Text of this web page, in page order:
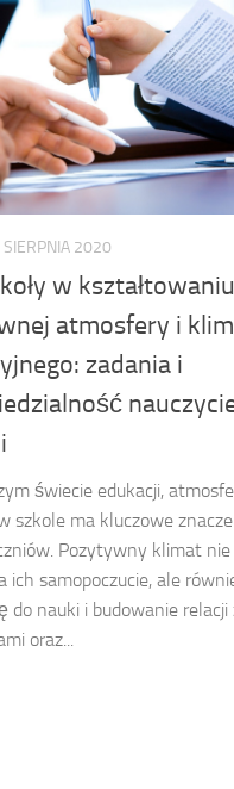
SIERPNIA 2020
w kształtowaniu
atmosfery i
zadania i
świecie edukacji,
szkole ma kluczowe
Pozytywny klimat
ich samopoczucie, ale
do nauki i budowanie relacji
oraz...